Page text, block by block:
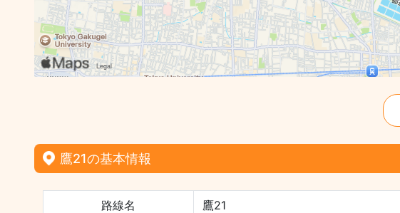
鷹21の基本情報
路線名 鷹21